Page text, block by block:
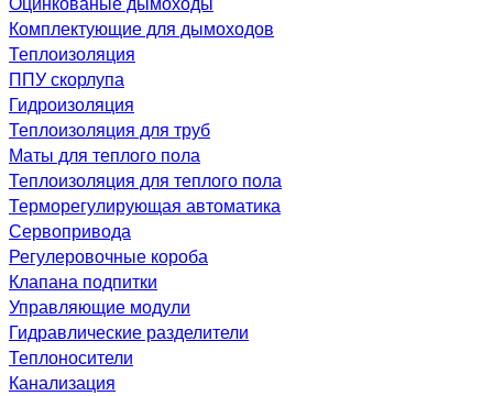
Комплектующие для дымоходов
Теплоизоляция
ППУ скорлупа
Гидроизоляция
Теплоизоляция для труб
Маты для теплого пола
Теплоизоляция для теплого пола
Терморегулирующая автоматика
Сервопривода
Регулеровочные короба
Клапана подпитки
Управляющие модули
Гидравлические разделители
Теплоносители
Канализация